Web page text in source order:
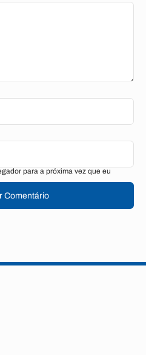
para a próxima vez que eu
Comentário